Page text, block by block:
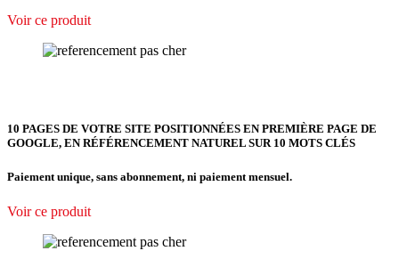
Voir ce produit
10 PAGES DE VOTRE SITE POSITIONNÉES EN PREMIÈRE PAGE DE
GOOGLE, EN RÉFÉRENCEMENT NATUREL SUR 10 MOTS CLÉS
Paiement unique, sans abonnement, ni paiement mensuel.
Voir ce produit